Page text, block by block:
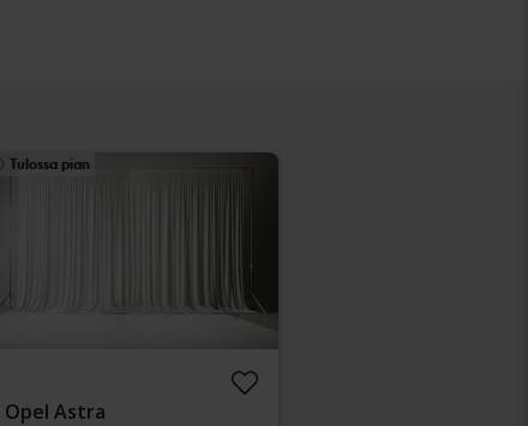
Tulossa pian
Opel Astra